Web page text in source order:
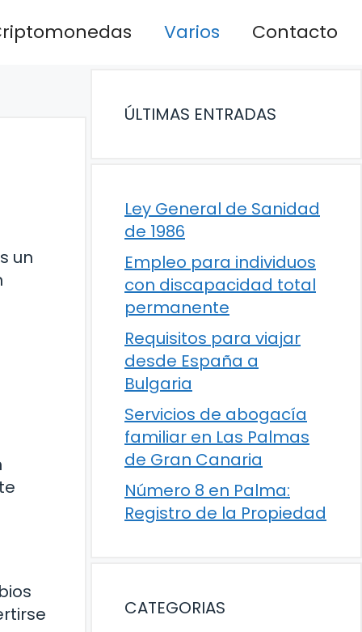
Varios Contacto
un
ÚLTIMAS ENTRADAS
Ley General de Sanidad
de 1986
Empleo para individuos
con discapacidad total
permanente
Requisitos para viajar
desde España a
Bulgaria
Servicios de abogacía
familiar en Las Palmas
de Gran Canaria
Número 8 en Palma:
Registro de la Propiedad
CATEGORIAS